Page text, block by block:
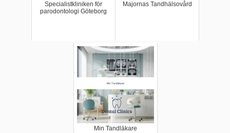
Specialistkliniken för
parodontologi Göteborg
Majornas Tandhälsovård
Min Tandläkare